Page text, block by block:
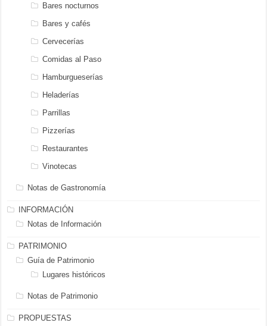
Bares nocturnos
Bares y cafés
Cervecerías
Comidas al Paso
Hamburgueserías
Heladerías
Parrillas
Pizzerías
Restaurantes
Vinotecas
Notas de Gastronomía
INFORMACIÓN
Notas de Información
PATRIMONIO
Guía de Patrimonio
Lugares históricos
Notas de Patrimonio
PROPUESTAS